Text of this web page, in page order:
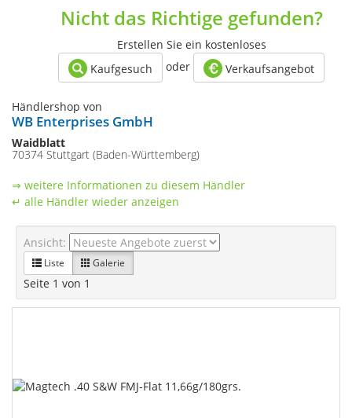
Nicht das Richtige gefunden?
Erstellen Sie ein kostenloses
Kaufgesuch
oder Verkaufsangebot
Händlershop von
WB Enterprises GmbH
Waidblatt
70374 Stuttgart (Baden-Württemberg)
⇒ weitere Informationen zu diesem Händler
↵ alle Händler wieder anzeigen
Ansicht:
Liste Galerie
Seite 1 von 1